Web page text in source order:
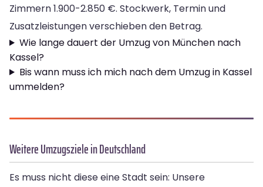
Zimmern 1.900-2.850 €. Stockwerk, Termin und
Zusatzleistungen verschieben den Betrag.
Wie lange dauert der Umzug von München nach
Kassel?
Bis wann muss ich mich nach dem Umzug in Kassel
ummelden?
Weitere Umzugsziele in Deutschland
Es muss nicht diese eine Stadt sein: Unsere